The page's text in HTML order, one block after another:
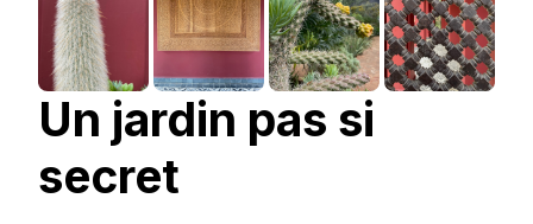
Un jardin pas si
secret